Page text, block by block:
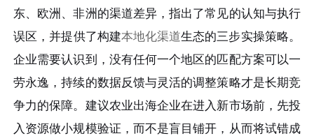
东、欧洲、非洲的渠道差异，指出了常见的认知与执行
误区，并提供了构建本地化渠道生态的三步实操策略。
企业需要认识到，没有任何一个地区的匹配方案可以一
劳永逸，持续的数据反馈与灵活的调整策略才是长期竞
争力的保障。建议农业出海企业在进入新市场前，先投
入资源做小规模验证，而不是盲目铺开，从而将试错成